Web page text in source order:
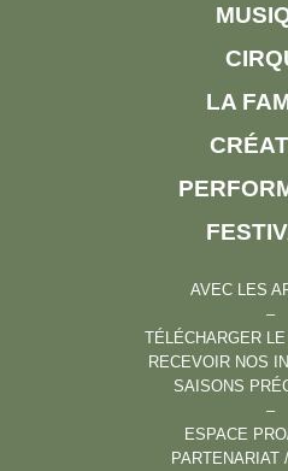
LA
AVEC LES
–
TÉLÉCHARGER
RECEVOIR NOS
SAISONS
–
ESPACE
PARTENARIAT